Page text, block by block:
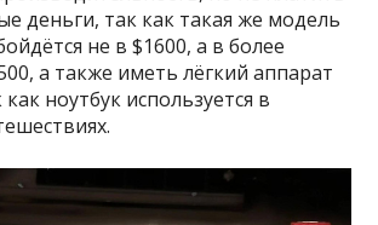
деньги, так как такая же модель
не в $1600, а в более
а также иметь лёгкий аппарат
ноутбук используется в